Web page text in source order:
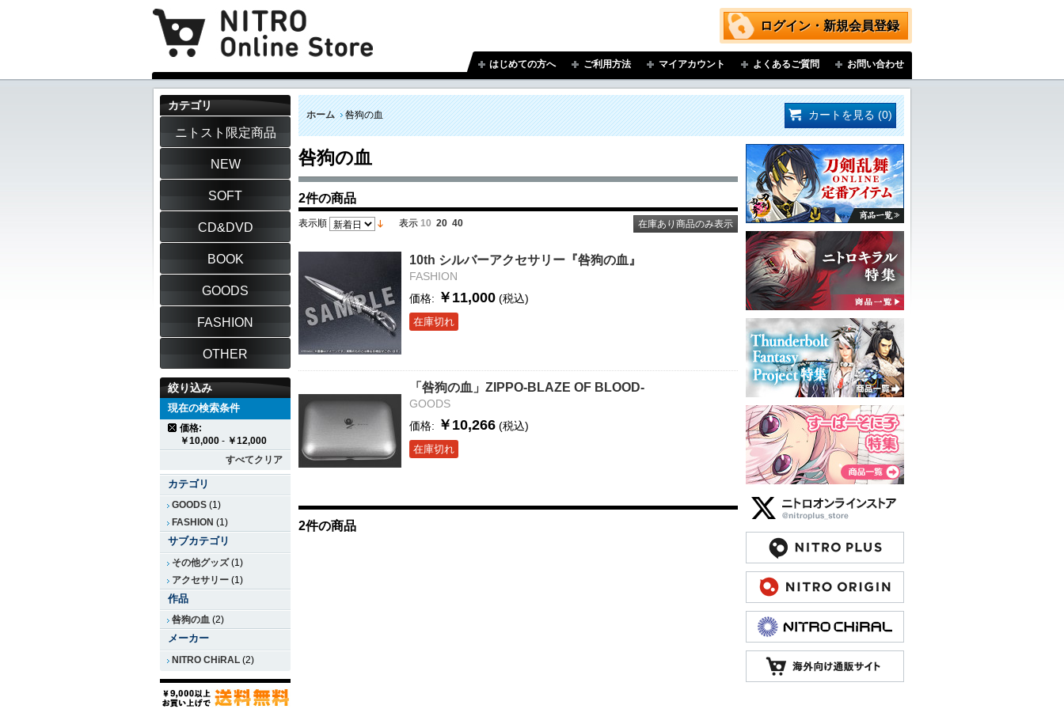
ログイン・新規会員登録
はじめての方へ ご利用方法 マイアカウント よくあるご質問 お問い合わせ
ホーム 咎狗の血 カートを見る (0)
咎狗の血
2件の商品
在庫あり商品のみ表示
表示順 表示 10 20 40
10th シルバーアクセサリー『咎狗の血』
FASHION
価格: ￥11,000 (税込)
在庫切れ
「咎狗の血」ZIPPO-BLAZE OF BLOOD-
GOODS
価格: ￥10,266 (税込)
在庫切れ
2件の商品
カテゴリ
ニトスト限定商品
NEW
SOFT
CD&DVD
BOOK
GOODS
FASHION
OTHER
絞り込み
現在の検索条件
価格:
￥10,000 - ￥12,000
すべてクリア
カテゴリ
GOODS (1)
FASHION (1)
サブカテゴリ
その他グッズ(1)
アクセサリー (1)
作品
咎狗の血 (2)
メーカー
NITRO CHiRAL (2)